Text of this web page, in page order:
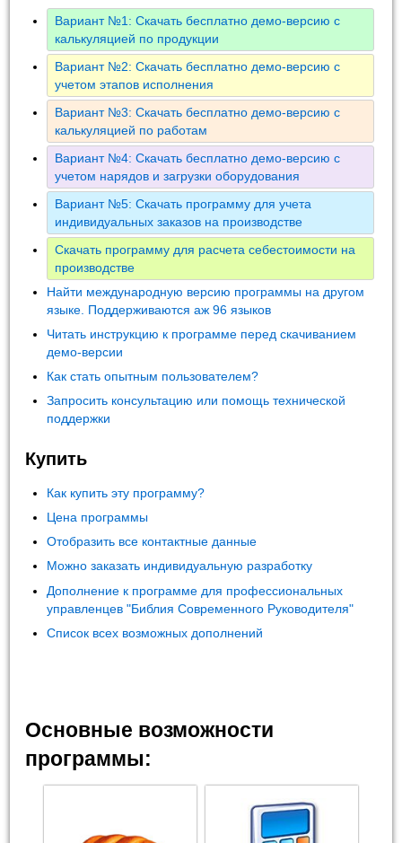
Вариант №1: Скачать бесплатно демо-версию с
калькуляцией по продукции
Вариант №2: Скачать бесплатно демо-версию с
учетом этапов исполнения
Вариант №3: Скачать бесплатно демо-версию с
калькуляцией по работам
Вариант №4: Скачать бесплатно демо-версию с
учетом нарядов и загрузки оборудования
Вариант №5: Скачать программу для учета
индивидуальных заказов на производстве
Скачать программу для расчета себестоимости на
производстве
Найти международную версию программы на другом
языке. Поддерживаются аж 96 языков
Читать инструкцию к программе перед скачиванием
демо-версии
Как стать опытным пользователем?
Запросить консультацию или помощь технической
поддержки
Купить
Как купить эту программу?
Цена программы
Отобразить все контактные данные
Можно заказать индивидуальную разработку
Дополнение к программе для профессиональных
управленцев "Библия Современного Руководителя"
Список всех возможных дополнений
Основные возможности
программы: